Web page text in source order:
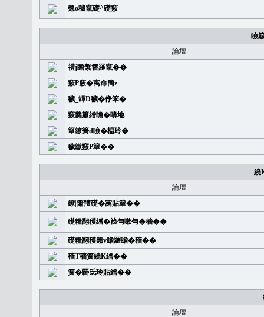
翹o穢竄礎^礎竅
瞼
論壇
禮j瞻繫簪羅竄��
竅P竅�㝢命簡z
穢_罈D穢�鿇笨�
竅羹簫繒瞻�嚊地
簞繚簣d瞼�榅玲�
穢繳竅P簞��
繞
論壇
繚|簫羶礎�㝢貼簞��
礎糧翻穫繒�䙛勻嗽勻�穡��
礎糧翻穫翹v瞻羅瞻�穡��
穡T穡簧繞K繒��
簧�覉氐玲貼繒��
論壇